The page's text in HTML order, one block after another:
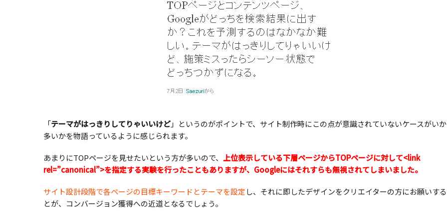
「テーマがはっきりしてりゃいいけど」というのがポイントで、サイト制作時にこの点が意識されていないケースがい
多いかを物語っているように感じられます。
あまりにTOPページを見せたいという方が多いので、 上位表示している下層ページからTOPページに対して<link
rel=”canonical”>を指定する実験を行ったこともありますが、Googleにはそれすらも無視されてしまいました。
サイト設計段階で各ページの目標キーワードとテーマを設定し、それに即したデザインをクリエイターの方にお願いす
とが、コンバージョン獲得への近道となるでしょう。